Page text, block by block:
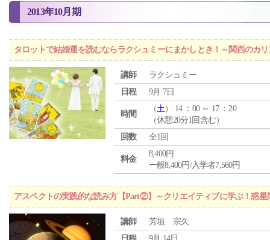
2013年10月期
タロットで結婚運を読むならラクシュミーにまかしとき！～関西のカ
講師
ラクシュミー
日程
9月 7日
時間
（土） 14 ：00 ～ 17 ：20
（休憩20分1回含む）
回数
全1回
料金
8,400円
一般8,400円/入学者7,560円
アスペクトの実践的な読み方【Part②】～クリエイティブに学ぶ！惑
講師
芳垣 宗久